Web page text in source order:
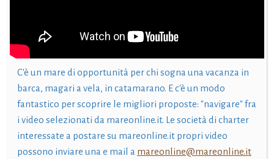
C'è un mare di opportunità per chi sogna una vacanza in
barca, magari a vela, in catamarano. E c'è un modo
fantastico per scoprire le migliori proposte: "navigare" fra
i video selezionati da mareonline.it. Le società di charter
interessate a postare su mareonline.it propri video
possono inviare una e mail a mareonline@mareonline.it